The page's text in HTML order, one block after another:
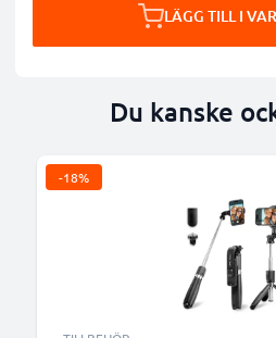
LÄGG TILL I
Du kanske
-18%